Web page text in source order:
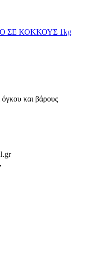
ΣΕ ΚΟΚΚΟΥΣ 1kg
όγκου και βάρους